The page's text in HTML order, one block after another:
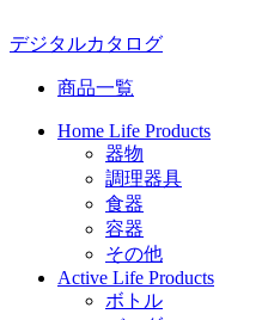
デジタルカタログ
商品一覧
Home Life Products
器物
調理器具
食器
容器
その他
Active Life Products
ボトル